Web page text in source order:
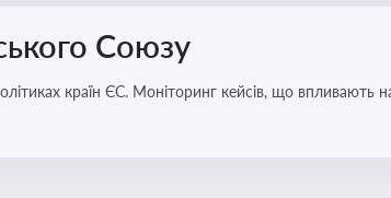
Союзу
країн ЄС. Моніторинг кейсів, що впливають